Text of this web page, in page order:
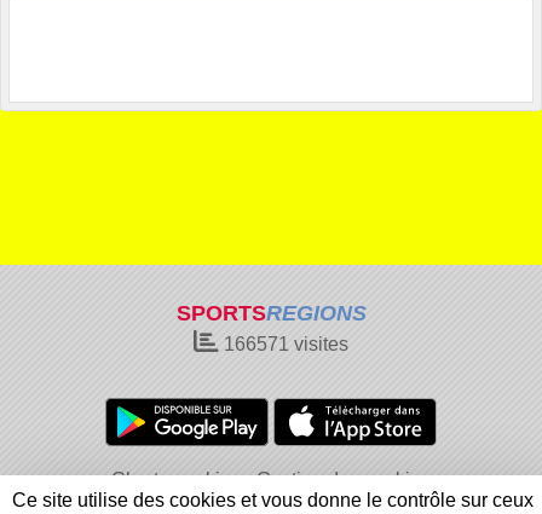
SPORTSREGIONS
166571 visites
Charte cookies
Gestion des cookies
Informations légales
Signaler un contenu inapproprié
Ce site utilise des cookies et vous donne le contrôle sur ceux